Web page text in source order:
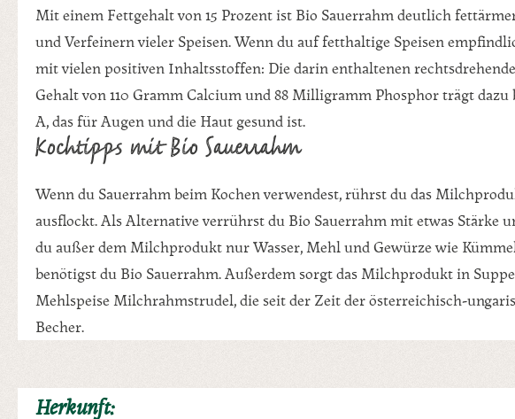
Mit einem Fettgehalt von 15 Prozent ist Bio Sauerrahm deutlich
und Verfeinern vieler Speisen. Wenn du auf fetthaltige Speisen
mit vielen positiven Inhaltsstoffen: Die darin enthaltenen
Gehalt von 110 Gramm Calcium und 88 Milligramm Phosphor trägt
A, das für Augen und die Haut gesund ist.
Kochtipps mit Bio Sauerrahm
Wenn du Sauerrahm beim Kochen verwendest, rührst du das
ausflockt. Als Alternative verrührst du Bio Sauerrahm mit etwas Stärke
du außer dem Milchprodukt nur Wasser, Mehl und Gewürze wie
benötigst du Bio Sauerrahm. Außerdem sorgt das Milchprodukt in
Mehlspeise Milchrahmstrudel, die seit der Zeit der österreichisch-
Becher.
Herkunft: